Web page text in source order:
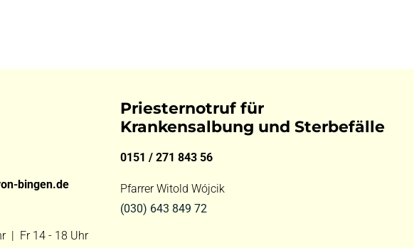
bingen.de
| Fr 14 - 18 Uhr
Priesternotruf für
Krankensalbung und Sterbefälle
0151 / 271 843 56
Pfarrer Witold Wójcik
(030) 643 849 72